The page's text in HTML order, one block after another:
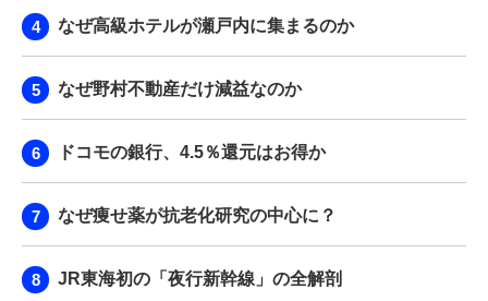
なぜ高級ホテルが瀬戸内に集まるのか
なぜ野村不動産だけ減益なのか
ドコモの銀行、4.5％還元はお得か
なぜ痩せ薬が抗老化研究の中心に？
JR東海初の「夜行新幹線」の全解剖